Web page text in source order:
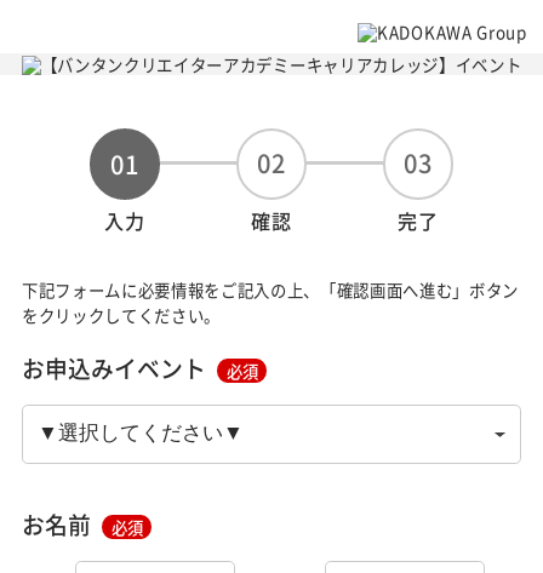
01
入力
02
確認
03
完了
下記フォームに必要情報をご記入の上、「確認画面へ進む」ボタン
をクリックしてください。
お申込みイベント 必須
お名前 必須